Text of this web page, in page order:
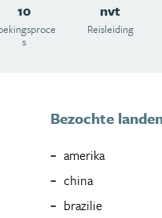
10
s
nvt
Reisleiding
Bezochte
amerika
china
brazilie